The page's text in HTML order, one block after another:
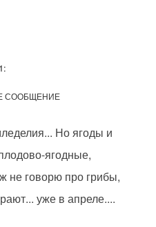
СООБЩЕНИЕ
Но ягоды и
ягодные,
не говорю про грибы,
уже в апреле....